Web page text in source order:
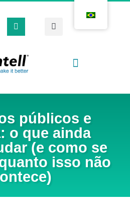
públicos e
o que ainda
(e como se
isso não